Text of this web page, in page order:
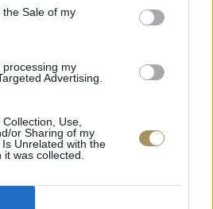
Sale of my
my
Advertising.
Use,
or Sharing of my
Unrelated with the
was collected.
35